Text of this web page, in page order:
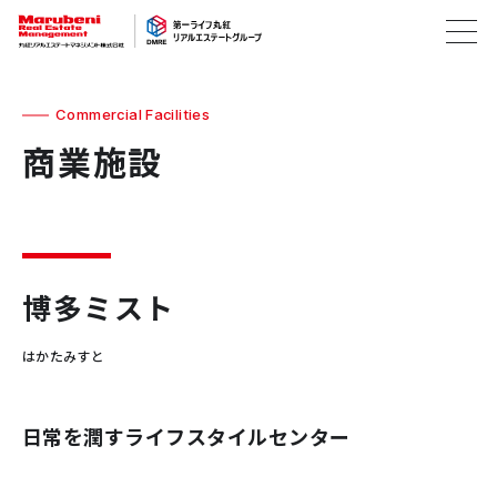
Commercial Facilities
商業施設
博多ミスト
はかたみすと
日常を潤すライフスタイルセンター